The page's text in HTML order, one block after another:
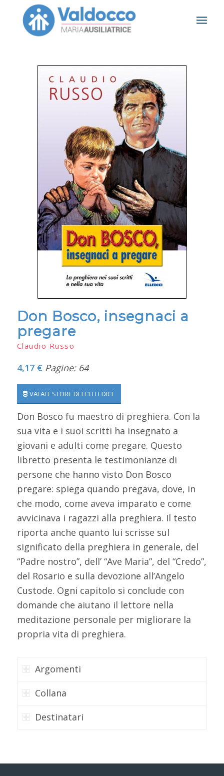
Don Bosco, insegnaci a
pregare
Claudio Russo
4,17 € Pagine: 64
VAI ALL STORE DELL’ELLEDICI
Don Bosco fu maestro di preghiera. Con la
sua vita e i suoi scritti ha insegnato a
giovani e adulti come pregare. Questo
libretto presenta le testimonianze di
persone che hanno visto Don Bosco
pregare: spiega quando pregava, dove, in
che modo, come aveva imparato e come
avvicinava i ragazzi alla preghiera. Il testo
riporta anche quanto lui scrisse sul
significato della preghiera in generale, del
“Padre nostro”, dell’ “Ave Maria”, del “Credo”,
del Rosario e sulla devozione all’Angelo
Custode. Ogni capitolo si conclude con
domande che aiutano il lettore nella
meditazione personale per migliorare la
propria vita di preghiera.
Argomenti
Collana
Destinatari